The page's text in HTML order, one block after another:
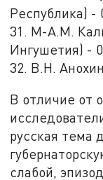
Республика) -
31. М-А.М.
Ингушетия) -
32. В.Н.
В отличие от
русская тема
слабой,